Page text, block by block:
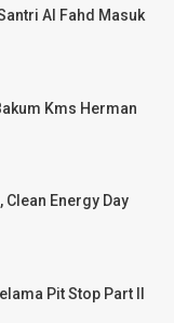
Al Fahd Masuk
Kms Herman
Energy Day
Pit Stop Part II